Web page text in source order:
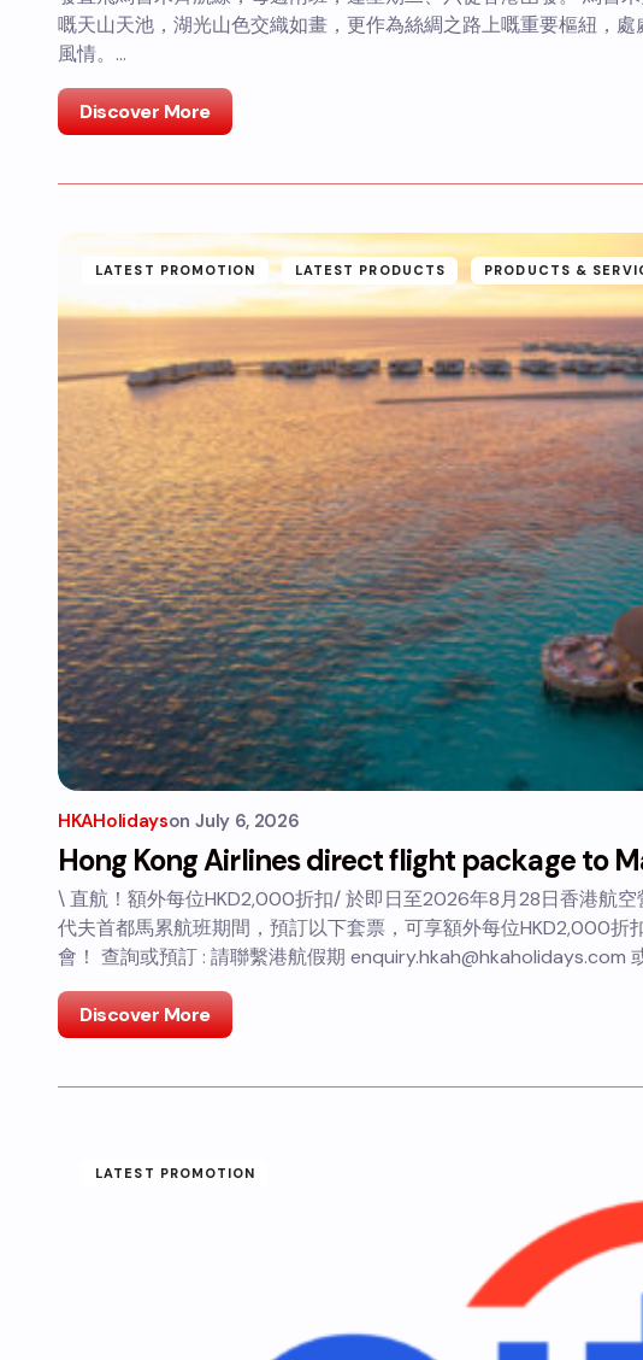
嘅天山天池，湖光山色交織如畫，更作為絲綢之路上嘅重要樞紐，
風情。…
Discover More
LATEST PROMOTION LATEST PRODUCTS PRODUCTS &
HKAHolidayson July 6, 2026
Hong Kong Airlines direct flight package to
\ 直航！額外每位HKD2,000折扣/ 於即日至2026年8月28日香港航空
代夫首都馬累航班期間，預訂以下套票，可享額外每位HKD2,000折
會！ 查詢或預訂 : 請聯繫港航假期 enquiry.hkah@hkaholidays.com
Discover More
LATEST PROMOTION